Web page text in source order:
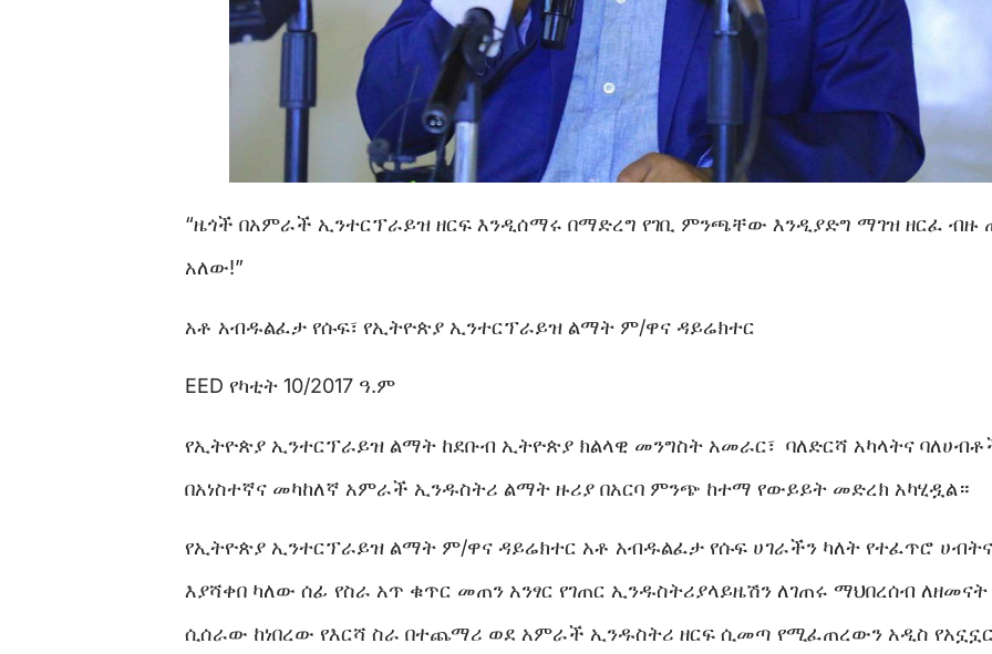
“ዜጎች በአምራች ኢንተርፕራይዝ ዘርፍ እንዲሰማሩ በማድረግ የገቢ ምንጫቸው እንዲያድግ ማገዝ ዘርፈ
አለው!”
አቶ አብዱልፈታ የሱፍ፣ የኢትዮጵያ ኢንተርፕራይዝ ልማት ም/ዋና ዳይሬክተር
EED የካቲት 10/2017 ዓ.ም
የኢትዮጵያ ኢንተርፕራይዝ ልማት ከደቡብ ኢትዮጵያ ክልላዊ መንግስት አመራር፣ ባለድርሻ አካላትና
በአነስተኛና መካከለኛ አምራች ኢንዱስትሪ ልማት ዙሪያ በአርባ ምንጭ ከተማ የውይይት መድረክ አካሂዷል።
የኢትዮጵያ ኢንተርፕራይዝ ልማት ም/ዋና ዳይሬክተር አቶ አብዱልፈታ የሱፍ ሀገራችን ካለት የተፈጥሮ
እያሻቀበ ካለው ሰፊ የስራ አጥ ቁጥር መጠን አንፃር የገጠር ኢንዱስትሪያላይዜሽን ለገጠሩ ማህበረሰብ ለዘመናት
ሲሰራው ከነበረው የእርሻ ስራ በተጨማሪ ወደ አምራች ኢንዱስትሪ ዘርፍ ሲመጣ የሚፈጠረውን አዲስ